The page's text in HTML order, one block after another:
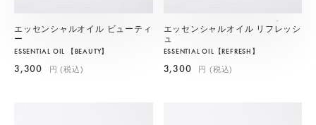
エッセンシャルオイル ビューティ
ー
ESSENTIAL OIL 【BEAUTY】
3,300 円 (税込)
エッセンシャルオイル リフレッシ
ュ
ESSENTIAL OIL【REFRESH】
3,300 円 (税込)